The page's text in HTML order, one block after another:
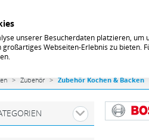
Zubehör Zubehör Kochen & Backen
unserer Besucherdaten platzieren,
großartiges Webseiten-Erlebnis zu bieten.